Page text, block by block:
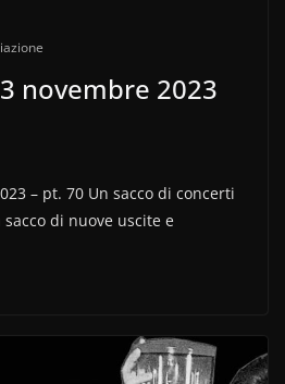
novembre 2023
– pt. 70 Un sacco di concerti
di nuove uscite e